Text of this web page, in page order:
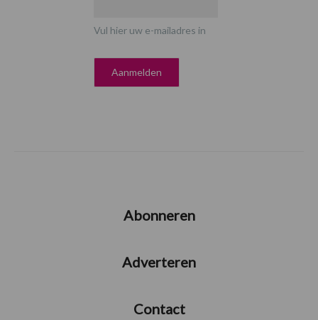
Vul hier uw e-mailadres in
Abonneren
Adverteren
Contact